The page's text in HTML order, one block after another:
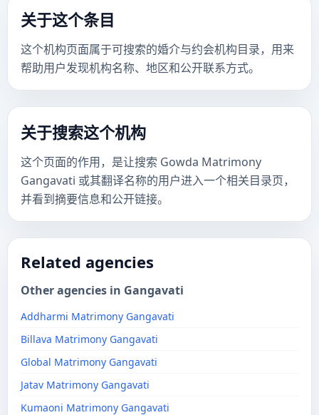
关于这个条目
这个机构页面属于可搜索的婚介与约会机构目录，用来
帮助用户发现机构名称、地区和公开联系方式。
关于搜索这个机构
这个页面的作用，是让搜索 Gowda Matrimony
Gangavati 或其翻译名称的用户进入一个相关目录页，
并看到摘要信息和公开链接。
Related agencies
Other agencies in Gangavati
Addharmi Matrimony Gangavati
Billava Matrimony Gangavati
Global Matrimony Gangavati
Jatav Matrimony Gangavati
Kumaoni Matrimony Gangavati